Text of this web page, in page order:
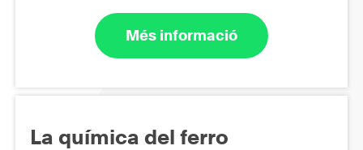
Més informació
La química del ferro